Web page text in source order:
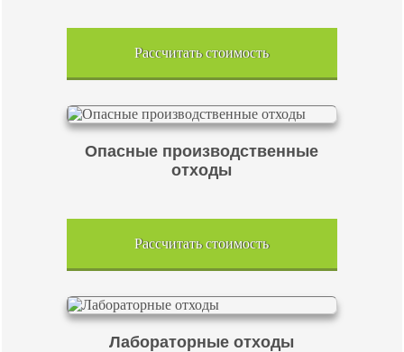
Рассчитать стоимость
Опасные производственные
отходы
Рассчитать стоимость
Лабораторные отходы